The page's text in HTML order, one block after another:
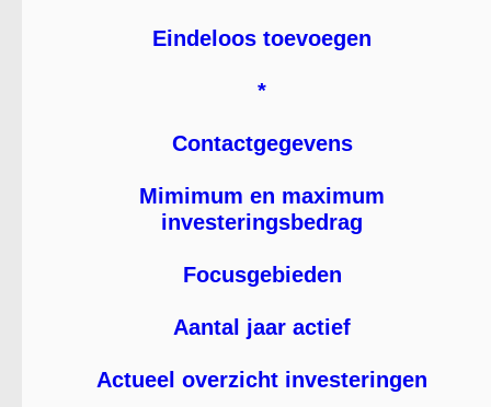
Eindeloos toevoegen
*
Contactgegevens
Mimimum en maximum
investeringsbedrag
Focusgebieden
Aantal jaar actief
Actueel overzicht investeringen